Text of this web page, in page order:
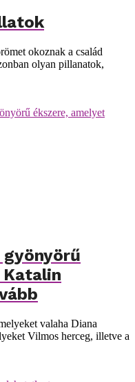
okoznak a család
olyan pillanatok,
gyönyörű
valaha Diana
Vilmos herceg, illetve a